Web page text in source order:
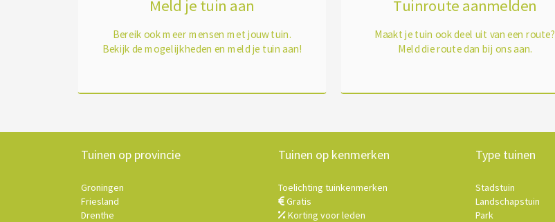
Meld je tuin aan
Bereik ook meer mensen met jouw tuin.
Bekijk de mogelijkheden en meld je tuin aan!
Tuinroute aanmelden
Maakt je tuin ook deel uit van een route?
Meld die route dan bij ons aan.
Tuinen op provincie
Groningen
Friesland
Drenthe
Tuinen op kenmerken
Toelichting tuinkenmerken
Gratis
Korting voor leden
Type tuinen
Stadstuin
Landschapstuin
Park